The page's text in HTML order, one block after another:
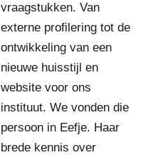
n
k
o
C
i
e
f
O
vraagstukken. Van
externe profilering tot de
ontwikkeling van een
nieuwe huisstijl en
website voor ons
instituut. We vonden die
persoon in Eefje. Haar
brede kennis over